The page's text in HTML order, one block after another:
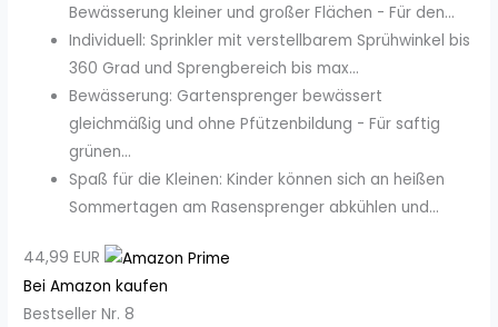
Bewässerung kleiner und großer Flächen - Für den...
Individuell: Sprinkler mit verstellbarem Sprühwinkel bis
360 Grad und Sprengbereich bis max...
Bewässerung: Gartensprenger bewässert
gleichmäßig und ohne Pfützenbildung - Für saftig
grünen...
Spaß für die Kleinen: Kinder können sich an heißen
Sommertagen am Rasensprenger abkühlen und...
44,99 EUR
Bei Amazon kaufen
Bestseller Nr. 8